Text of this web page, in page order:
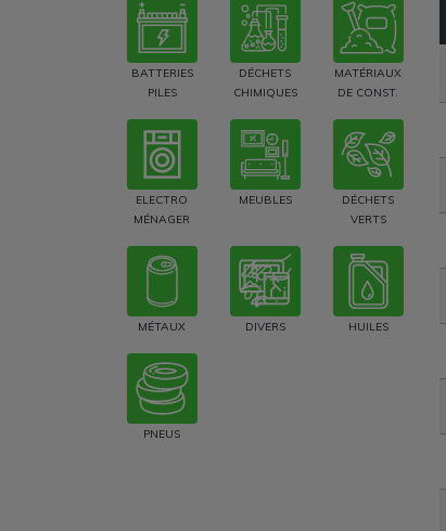
BATTERIES
PILES
DÉCHETS
CHIMIQUES
MATÉRIAUX
DE CONST.
ELECTRO
MÉNAGER
MEUBLES
DÉCHETS
VERTS
MÉTAUX DIVERS HUILES
PNEUS